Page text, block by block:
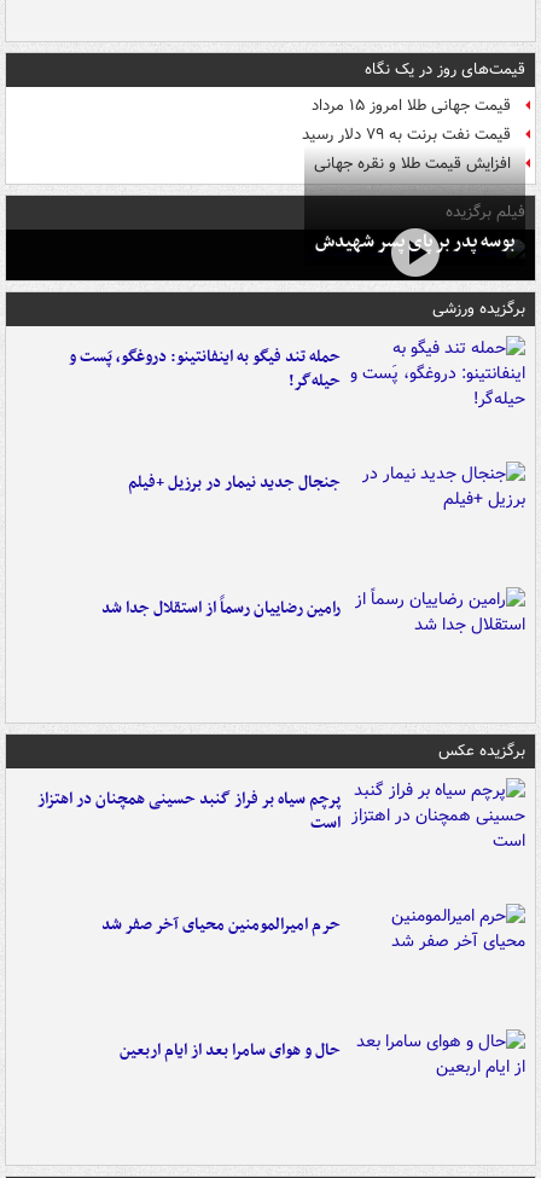
قیمت‌های روز در یک نگاه
قیمت جهانی طلا امروز ۱۵ مرداد
قیمت نفت برنت به ۷۹ دلار رسید
افزایش قیمت طلا و نقره جهانی
فیلم برگزیده
بوسه‌ پدر بر پای پسر شهیدش
برگزیده ورزشی
حمله تند فیگو به اینفانتینو: دروغگو، پَست‌ و
حیله‌گر!
جنجال جدید نیمار در برزیل +فیلم
رامین رضاییان رسماً از استقلال جدا شد
برگزیده عکس
پرچم سیاه بر فراز گنبد حسینی همچنان در اهتزاز
است
حرم امیرالمومنین محیای آخر صفر شد
حال و هوای سامرا بعد از ایام اربعین